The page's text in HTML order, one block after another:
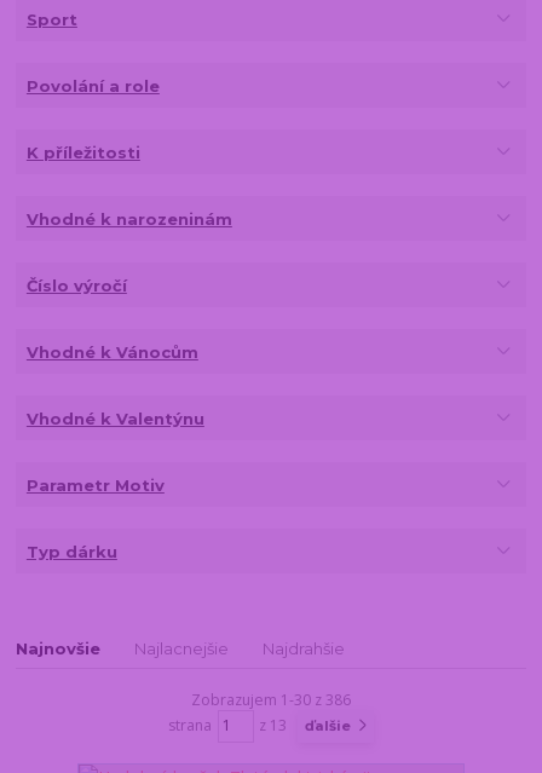
Sport
Povolání a role
K příležitosti
Vhodné k narozeninám
Číslo výročí
Vhodné k Vánocům
Vhodné k Valentýnu
Parametr Motiv
Typ dárku
Najnovšie Najlacnejšie Najdrahšie
Zobrazujem 1-30 z 386
strana
z 13 ďalšie